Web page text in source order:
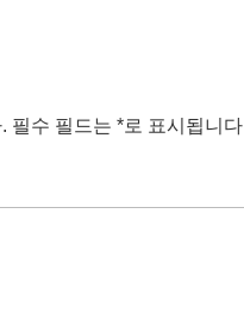
필수 필드는 *로 표시됩니다